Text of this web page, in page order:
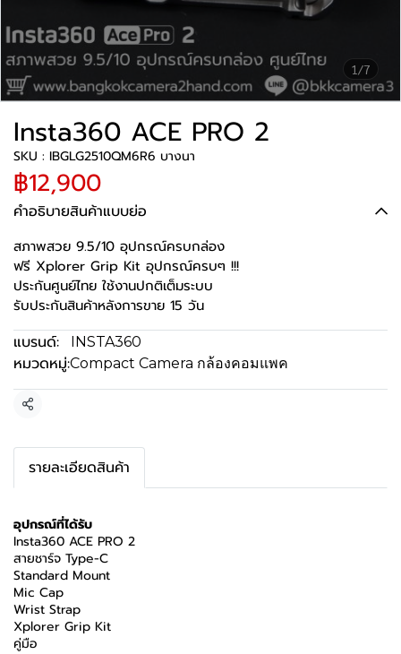
1/7
Insta360 ACE PRO 2
SKU : IBGLG2510QM6R6 บางนา
฿12,900
คำอธิบายสินค้าแบบย่อ
สภาพสวย 9.5/10 อุปกรณ์ครบกล่อง
ฟรี Xplorer Grip Kit อุปกรณ์ครบๆ !!!
ประกันศูนย์ไทย ใช้งานปกติเต็มระบบ
รับประกันสินค้าหลังการขาย 15 วัน
แบรนด์: INSTA360
หมวดหมู่:Compact Camera กล้องคอมแพค
แชร์
รายละเอียดสินค้า
อุปกรณ์ที่ได้รับ
Insta360 ACE PRO 2
สายชาร์จ Type-C
Standard Mount
Mic Cap
Wrist Strap
Xplorer Grip Kit
คู่มือ